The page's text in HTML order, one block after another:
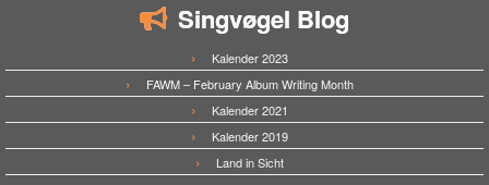
Singvøgel Blog
Kalender 2023
FAWM – February Album Writing Month
Kalender 2021
Kalender 2019
Land in Sicht